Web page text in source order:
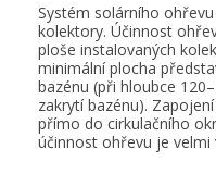
Systém solárního
kolektory. Účinnost
ploše instalovaných
minimální plocha
bazénu (při hloubce
zakrytí bazénu).
přímo do cirkulačního
účinnost ohřevu je velmi